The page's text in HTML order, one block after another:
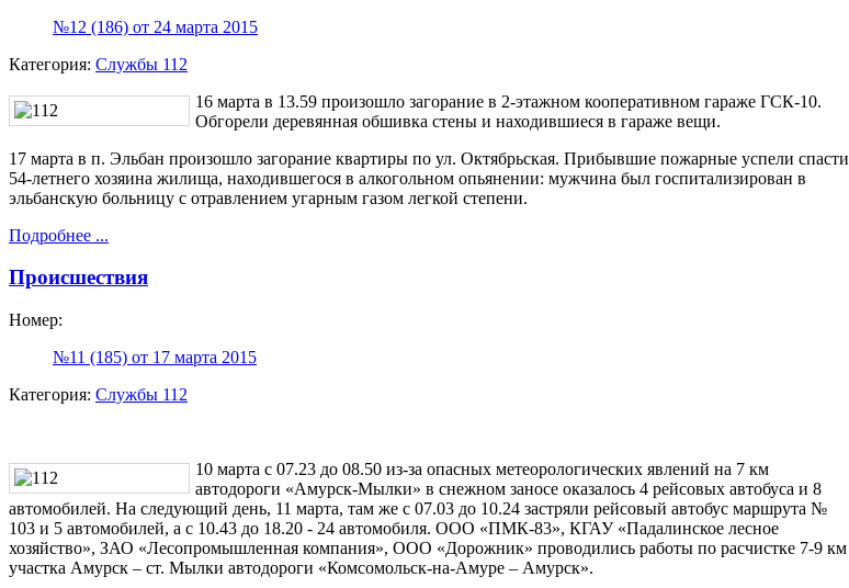
№12 (186) от 24 марта 2015
Категория: Службы 112
16 марта в 13.59 произошло загорание в 2-этажном кооперативном гараже ГСК-10.
Обгорели деревянная обшивка стены и находившиеся в гараже вещи.
17 марта в п. Эльбан произошло загорание квартиры по ул. Октябрьская. Прибывшие пожарные успели спасти
54-летнего хозяина жилища, находившегося в алкогольном опьянении: мужчина был госпитализирован в
эльбанскую больницу с отравлением угарным газом легкой степени.
Подробнее ...
Происшествия
Номер:
№11 (185) от 17 марта 2015
Категория: Службы 112
10 марта с 07.23 до 08.50 из-за опасных метеорологических явлений на 7 км
автодороги «Амурск-Мылки» в снежном заносе оказалось 4 рейсовых автобуса и 8
автомобилей. На следующий день, 11 марта, там же с 07.03 до 10.24 застряли рейсовый автобус маршрута №
103 и 5 автомобилей, а с 10.43 до 18.20 - 24 автомобиля. ООО «ПМК-83», КГАУ «Падалинское лесное
хозяйство», ЗАО «Лесопромышленная компания», ООО «Дорожник» проводились работы по расчистке 7-9 км
участка Амурск – ст. Мылки автодороги «Комсомольск-на-Амуре – Амурск».